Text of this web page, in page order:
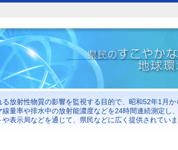
放射性物質の影響を監視する目的で、昭和52年1月
量率や排水中の放射能濃度などを24時間連続測定し
表示局などを通じて、県民などに広く提供されていま